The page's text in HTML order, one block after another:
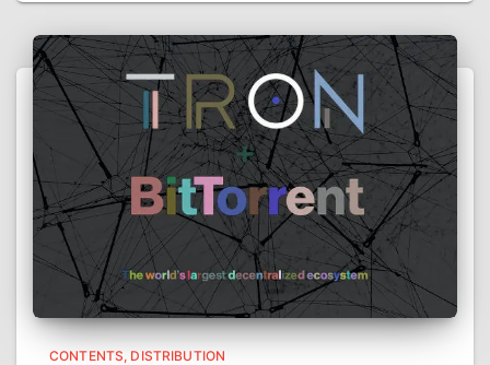
CONTENTS DISTRIBUTION